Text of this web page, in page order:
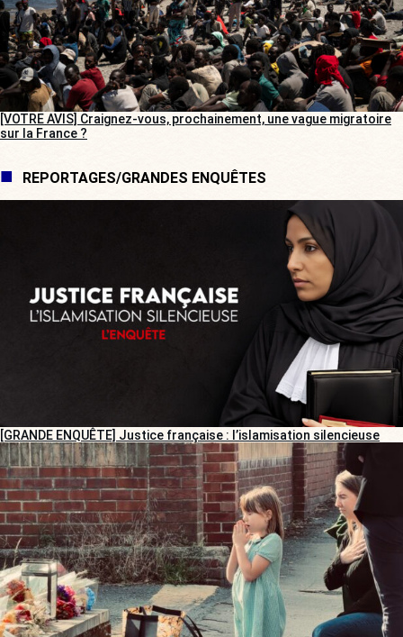
[VOTRE AVIS] Craignez-vous, prochainement, une vague migratoire
sur la France ?
REPORTAGES/GRANDES ENQUÊTES
[GRANDE ENQUÊTE] Justice française : l’islamisation silencieuse